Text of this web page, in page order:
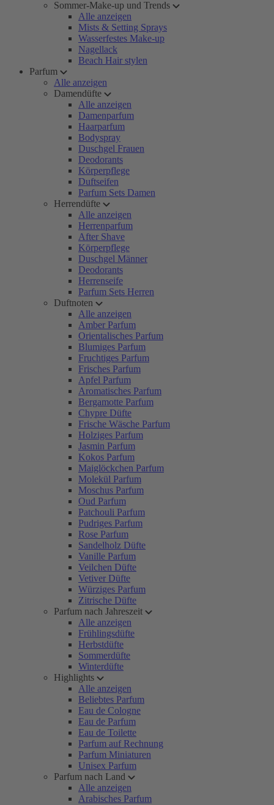
Sommer-Make-up und Trends
Alle anzeigen
Mists & Setting Sprays
Wasserfestes Make-up
Nagellack
Beach Hair stylen
Parfum
Alle anzeigen
Damendüfte
Alle anzeigen
Damenparfum
Haarparfum
Bodyspray
Duschgel Frauen
Deodorants
Körperpflege
Duftseifen
Parfum Sets Damen
Herrendüfte
Alle anzeigen
Herrenparfum
After Shave
Körperpflege
Duschgel Männer
Deodorants
Herrenseife
Parfum Sets Herren
Duftnoten
Alle anzeigen
Amber Parfum
Orientalisches Parfum
Blumiges Parfum
Fruchtiges Parfum
Frisches Parfum
Apfel Parfum
Aromatisches Parfum
Bergamotte Parfum
Chypre Düfte
Frische Wäsche Parfum
Holziges Parfum
Jasmin Parfum
Kokos Parfum
Maiglöckchen Parfum
Molekül Parfum
Moschus Parfum
Oud Parfum
Patchouli Parfum
Pudriges Parfum
Rose Parfum
Sandelholz Düfte
Vanille Parfum
Veilchen Düfte
Vetiver Düfte
Würziges Parfum
Zitrische Düfte
Parfum nach Jahreszeit
Alle anzeigen
Frühlingsdüfte
Herbstdüfte
Sommerdüfte
Winterdüfte
Highlights
Alle anzeigen
Beliebtes Parfum
Eau de Cologne
Eau de Parfum
Eau de Toilette
Parfum auf Rechnung
Parfum Miniaturen
Unisex Parfum
Parfum nach Land
Alle anzeigen
Arabisches Parfum